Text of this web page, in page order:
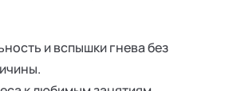
и вспышки гнева без